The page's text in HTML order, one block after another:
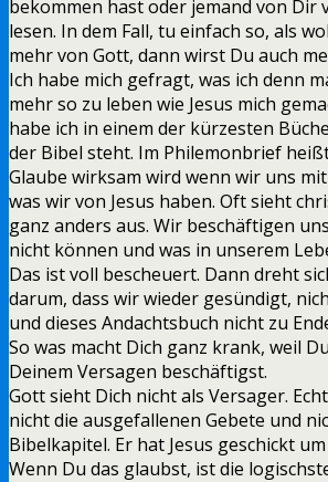
bekommen hast oder jemand von Dir
lesen. In dem Fall, tu einfach so, als
mehr von Gott, dann wirst Du auch
Ich habe mich gefragt, was ich denn
mehr so zu leben wie Jesus mich
habe ich in einem der kürzesten
der Bibel steht. Im Philemonbrief
Glaube wirksam wird wenn wir uns
was wir von Jesus haben. Oft sieht
ganz anders aus. Wir beschäftigen
nicht können und was in unserem
Das ist voll bescheuert. Dann dreht
darum, dass wir wieder gesündigt,
und dieses Andachtsbuch nicht zu
So was macht Dich ganz krank, weil
Deinem Versagen beschäftigst.
Gott sieht Dich nicht als Versager.
nicht die ausgefallenen Gebete und
Bibelkapitel. Er hat Jesus geschickt
Wenn Du das glaubst, ist die